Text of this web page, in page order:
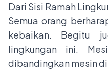
Dari Sisi Ramah
Semua orang
kebaikan. Begitu
lingkungan ini.
dibandingkan mesin